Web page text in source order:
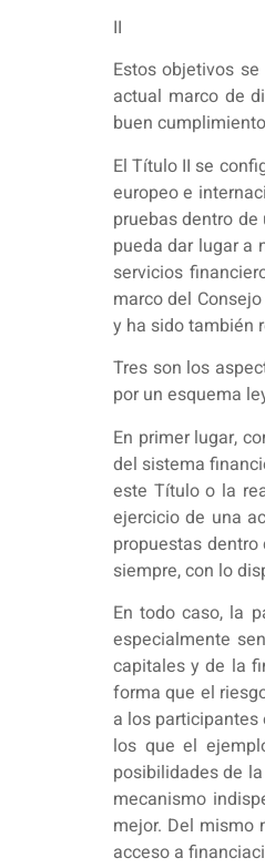
II
Estos objetivos
actual marco de
buen
El Título II se
europeo e
pruebas dentro
pueda dar lugar a
servicios
marco del
y ha sido también
Tres son los
por un esquema
En primer lugar,
del sistema
este Título o la
ejercicio de una
propuestas
siempre, con lo
En todo caso, la
especialmente
capitales y de la
forma que el
a los
los que el
posibilidades de
mecanismo
mejor. Del mismo
acceso a